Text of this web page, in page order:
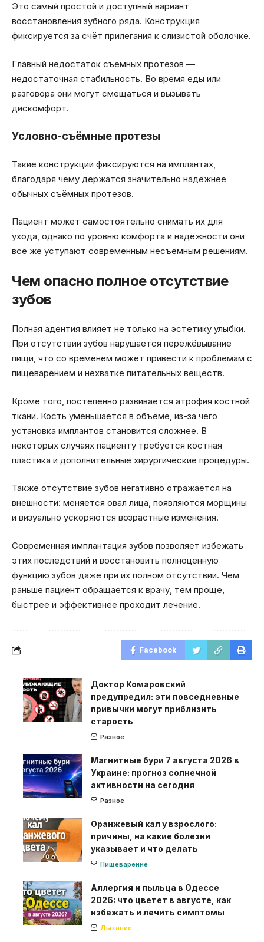
Это самый простой и доступный вариант
восстановления зубного ряда. Конструкция
фиксируется за счёт прилегания к слизистой оболочке.
Главный недостаток съёмных протезов —
недостаточная стабильность. Во время еды или
разговора они могут смещаться и вызывать
дискомфорт.
Условно-съёмные протезы
Такие конструкции фиксируются на имплантах,
благодаря чему держатся значительно надёжнее
обычных съёмных протезов.
Пациент может самостоятельно снимать их для
ухода, однако по уровню комфорта и надёжности они
всё же уступают современным несъёмным решениям.
Чем опасно полное отсутствие
зубов
Полная адентия влияет не только на эстетику улыбки.
При отсутствии зубов нарушается пережёвывание
пищи, что со временем может привести к проблемам с
пищеварением и нехватке питательных веществ.
Кроме того, постепенно развивается атрофия костной
ткани. Кость уменьшается в объёме, из-за чего
установка имплантов становится сложнее. В
некоторых случаях пациенту требуется костная
пластика и дополнительные хирургические процедуры.
Также отсутствие зубов негативно отражается на
внешности: меняется овал лица, появляются морщины
и визуально ускоряются возрастные изменения.
Современная имплантация зубов позволяет избежать
этих последствий и восстановить полноценную
функцию зубов даже при их полном отсутствии. Чем
раньше пациент обращается к врачу, тем проще,
быстрее и эффективнее проходит лечение.
Facebook
Доктор Комаровский
предупредил: эти повседневные
привычки могут приблизить
старость
Разное
Магнитные бури 7 августа 2026 в
Украине: прогноз солнечной
активности на сегодня
Разное
Оранжевый кал у взрослого:
причины, на какие болезни
указывает и что делать
Пищеварение
Аллергия и пыльца в Одессе
2026: что цветет в августе, как
избежать и лечить симптомы
Дыхание